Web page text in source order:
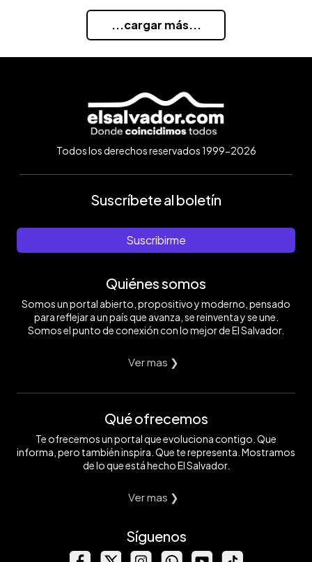
...cargar más...
Todos los derechos reservados 1999-2026
Suscríbete al boletín
Suscribirme
Quiénes somos
Somos un portal abierto, propositivo y moderno, pensado
para reflejar a un país que avanza, se reinventa y se une.
Somos el punto de conexión con lo mejor de El Salvador.
Ver mas ❯
Qué ofrecemos
Te ofrecemos un portal que evoluciona contigo. Que
informa, pero también inspira. Que te representa. Mostramos
de lo que está hecho El Salvador.
Ver mas ❯
Síguenos